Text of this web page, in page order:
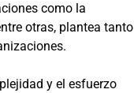
como la
otras, plantea tanto
y el esfuerzo